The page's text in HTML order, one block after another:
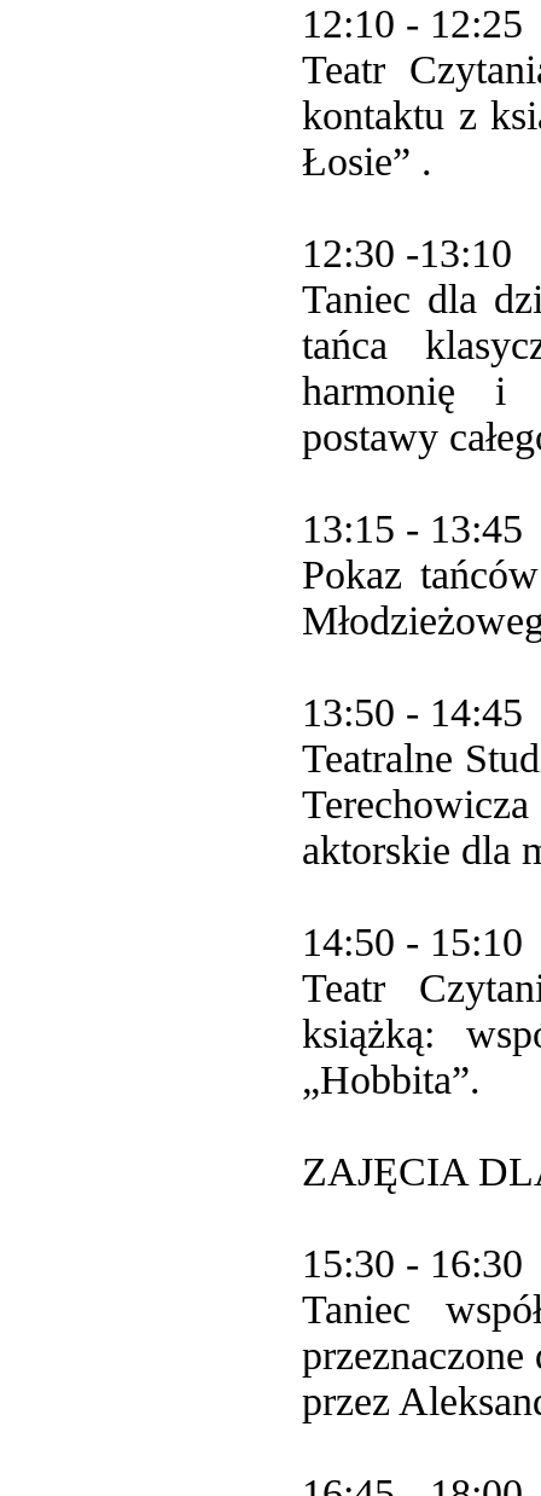
12:10 - 12:25
Teatr
kontaktu z
Łosie” .
12:30 -13:10
Taniec dla
tańca
harmonię i
postawy
13:15 - 13:45
Pokaz
13:50 - 14:45
Teatralne
aktorskie dla
14:50 - 15:10
Teatr
książką:
„Hobbita”.
ZAJĘCIA
15:30 - 16:30
Taniec
przez